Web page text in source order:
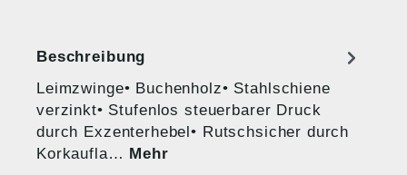
Beschreibung
Leimzwinge• Buchenholz• Stahlschiene
verzinkt• Stufenlos steuerbarer Druck
durch Exzenterhebel• Rutschsicher durch
Korkaufla… Mehr